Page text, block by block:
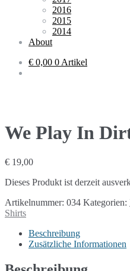
2016
2015
2014
About
€ 0,00 0 Artikel
We Play In
€ 19,00
Dieses Produkt ist derzeit
Artikelnummer: 034 Kategorien:
Shirts
Beschreibung
Zusätzliche Informationen